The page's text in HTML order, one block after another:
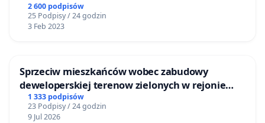
2 600 podpisów
25 Podpisy / 24 godzin
3 Feb 2023
Sprzeciw mieszkańców wobec zabudowy
deweloperskiej terenow zielonych w rejonie
Bulwarów Straceńskich w Bielsku-Białej
1 333 podpisów
23 Podpisy / 24 godzin
9 Jul 2026